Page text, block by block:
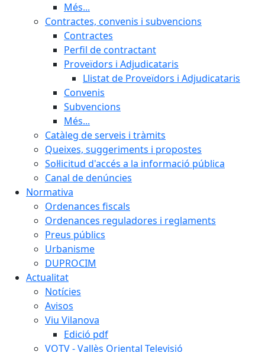
Més...
Contractes, convenis i subvencions
Contractes
Perfil de contractant
Proveïdors i Adjudicataris
Llistat de Proveïdors i Adjudicataris
Convenis
Subvencions
Més...
Catàleg de serveis i tràmits
Queixes, suggeriments i propostes
Sol·licitud d'accés a la informació pública
Canal de denúncies
Normativa
Ordenances fiscals
Ordenances reguladores i reglaments
Preus públics
Urbanisme
DUPROCIM
Actualitat
Notícies
Avisos
Viu Vilanova
Edició pdf
VOTV - Vallès Oriental Televisió